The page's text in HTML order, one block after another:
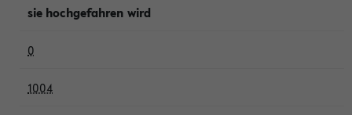
sie hochgefahren wird
0
1004